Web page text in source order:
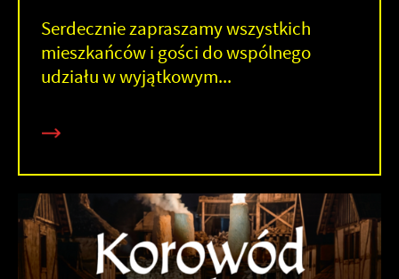
Serdecznie zapraszamy wszystkich
mieszkańców i gości do wspólnego
udziału w wyjątkowym...